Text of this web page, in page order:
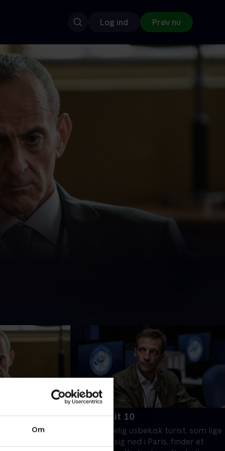
Om
Log ind Prøv nu
i Egypten,
10. Afsnit 10
En mærkelig usbekisk turist, som lige
har slået sig ned i Paris, finder et